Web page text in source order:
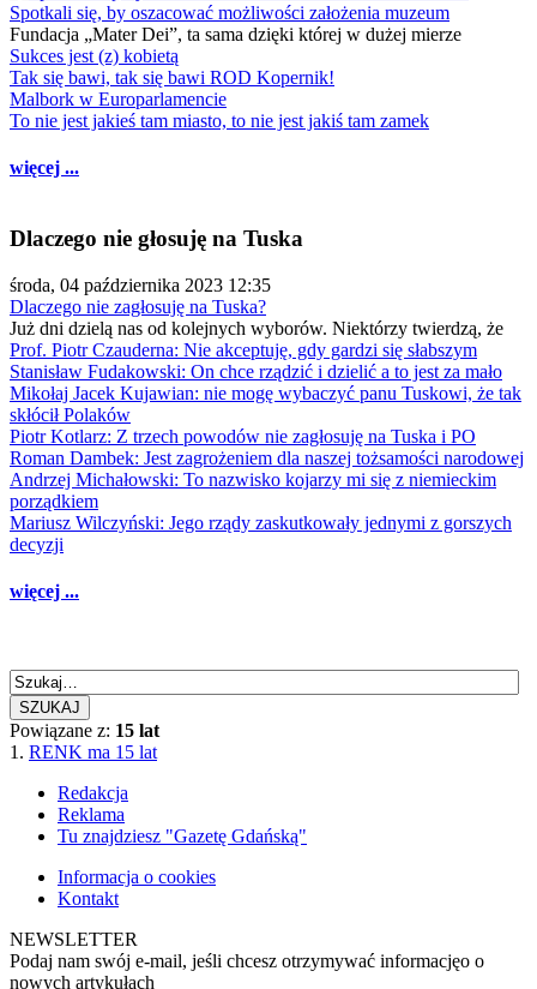
Spotkali się, by oszacować możliwości założenia muzeum
Fundacja „Mater Dei”, ta sama dzięki której w dużej mierze
Sukces jest (z) kobietą
Tak się bawi, tak się bawi ROD Kopernik!
Malbork w Europarlamencie
To nie jest jakieś tam miasto, to nie jest jakiś tam zamek
więcej ...
Dlaczego nie głosuję na Tuska
środa, 04 października 2023 12:35
Dlaczego nie zagłosuję na Tuska?
Już dni dzielą nas od kolejnych wyborów. Niektórzy twierdzą, że
Prof. Piotr Czauderna: Nie akceptuję, gdy gardzi się słabszym
Stanisław Fudakowski: On chce rządzić i dzielić a to jest za mało
Mikołaj Jacek Kujawian: nie mogę wybaczyć panu Tuskowi, że tak
skłócił Polaków
Piotr Kotlarz: Z trzech powodów nie zagłosuję na Tuska i PO
Roman Dambek: Jest zagrożeniem dla naszej tożsamości narodowej
Andrzej Michałowski: To nazwisko kojarzy mi się z niemieckim
porządkiem
Mariusz Wilczyński: Jego rządy zaskutkowały jednymi z gorszych
decyzji
więcej ...
SZUKAJ
Powiązane z: 15 lat
1. RENK ma 15 lat
Redakcja
Reklama
Tu znajdziesz "Gazetę Gdańską"
Informacja o cookies
Kontakt
NEWSLETTER
Podaj nam swój e-mail, jeśli chcesz otrzymywać informacjęo o
nowych artykułach